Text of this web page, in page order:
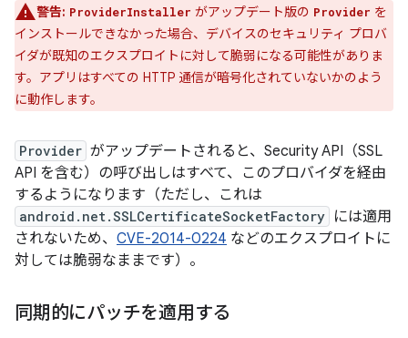
警告: ProviderInstaller がアップデート版の Provider を
インストールできなかった場合、デバイスのセキュリティ プロバ
イダが既知のエクスプロイトに対して脆弱になる可能性がありま
す。アプリはすべての HTTP 通信が暗号化されていないかのよう
に動作します。
Provider がアップデートされると、Security API（SSL
API を含む）の呼び出しはすべて、このプロバイダを経由
するようになります（ただし、これは
android.net.SSLCertificateSocketFactory には適用
されないため、 CVE-2014-0224 などのエクスプロイトに
対しては脆弱なままです）。
同期的にパッチを適用する